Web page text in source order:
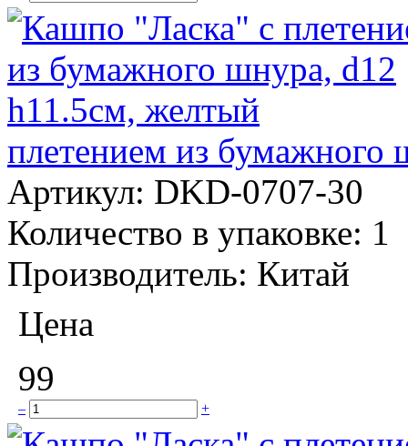
плетением из
Артикул: DKD-0707-30
Количество в упаковке: 1
Производитель: Китай
Цена
99
– +